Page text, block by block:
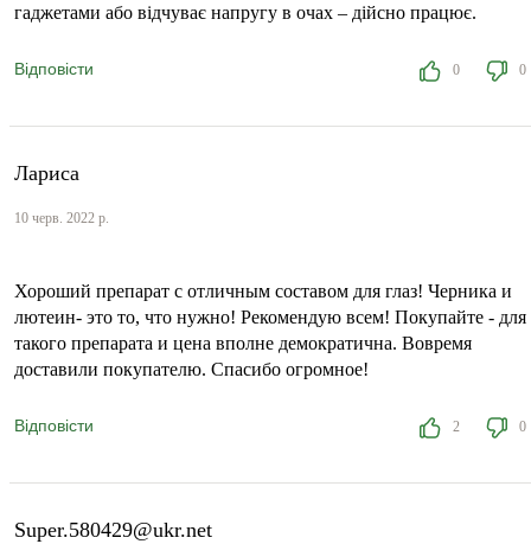
гаджетами або відчуває напругу в очах – дійсно працює.
Відповісти 0 0
Лариса
10 черв. 2022 р.
Хороший препарат с отличным составом для глаз! Черника и
лютеин- это то, что нужно! Рекомендую всем! Покупайте - для
такого препарата и цена вполне демократична. Вовремя
доставили покупателю. Спасибо огромное!
Відповісти 2 0
Super.580429@ukr.net